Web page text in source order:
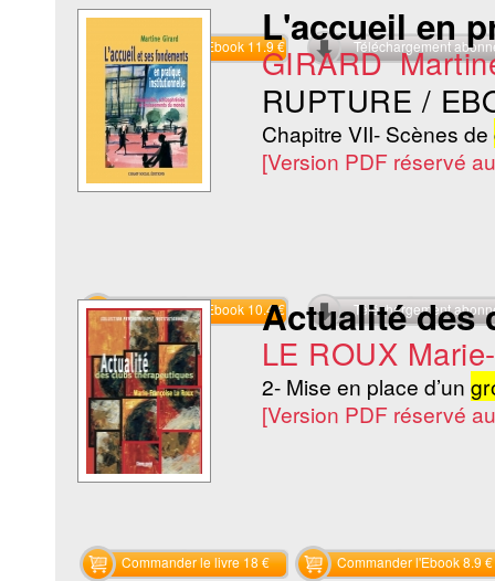
Commander l'Ebook 11.9 € Téléchargement
L'accueil en
GIRARD
RUPTURE /
Chapitre VII- Scènes de
[Version PDF réservé
Commander l'Ebook 10.4 € Téléchargement
Actualité des
LE ROUX
2- Mise en place d’un
[Version PDF réservé
Commander le livre 18 € Commander l'Ebook 8.9 €